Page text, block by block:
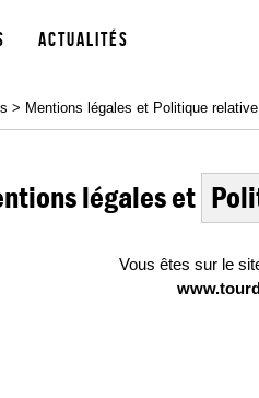
Actualités
> Mentions légales et Politique
légales et
Vous êtes sur le